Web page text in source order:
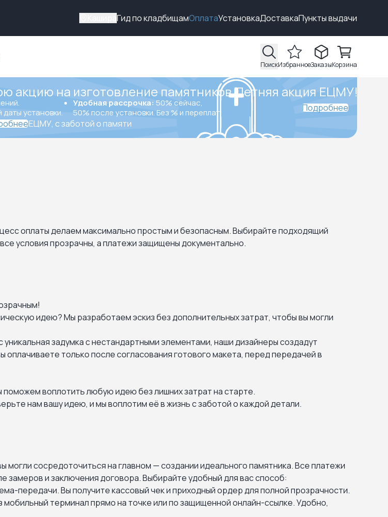
Гид по кладбищамОплатаУстановкаДоставкаПункты выдачи
ПоискИзбранноеЗаказыКорзина
акцию на изготовление памятников.Летняя акция ЕЦМУ!
установки.
Удобная рассрочка: 50% сейчас,
50% после установки. Без % и переплат.
ЕЦМУ, с заботой о памяти
Подробнее
оплаты делаем максимально простым и безопасным. Выбирайте подходящий
условия прозрачны, а платежи защищены документально.
идею? Мы разработаем эскиз без дополнительных затрат, чтобы вы могли
уникальная задумка с нестандартными элементами, наши дизайнеры создадут
только после согласования готового макета, перед передачей в
поможем воплотить любую идею без лишних затрат на старте.
нам вашу идею, и мы воплотим её в жизнь с заботой о каждой детали.
сосредоточиться на главном — создании идеального памятника. Все платежи
и заключения договора. Выбирайте удобный для вас способ:
передачи. Вы получите кассовый чек и приходный ордер для полной прозрачности.
мобильный терминал прямо на точке или по защищенной онлайн-ссылке. Удобно,